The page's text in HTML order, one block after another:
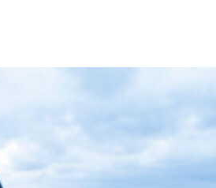
Classe Ultim 32/23 ,Course au Large